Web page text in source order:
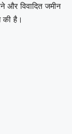
और विवादित जमीन
की है।